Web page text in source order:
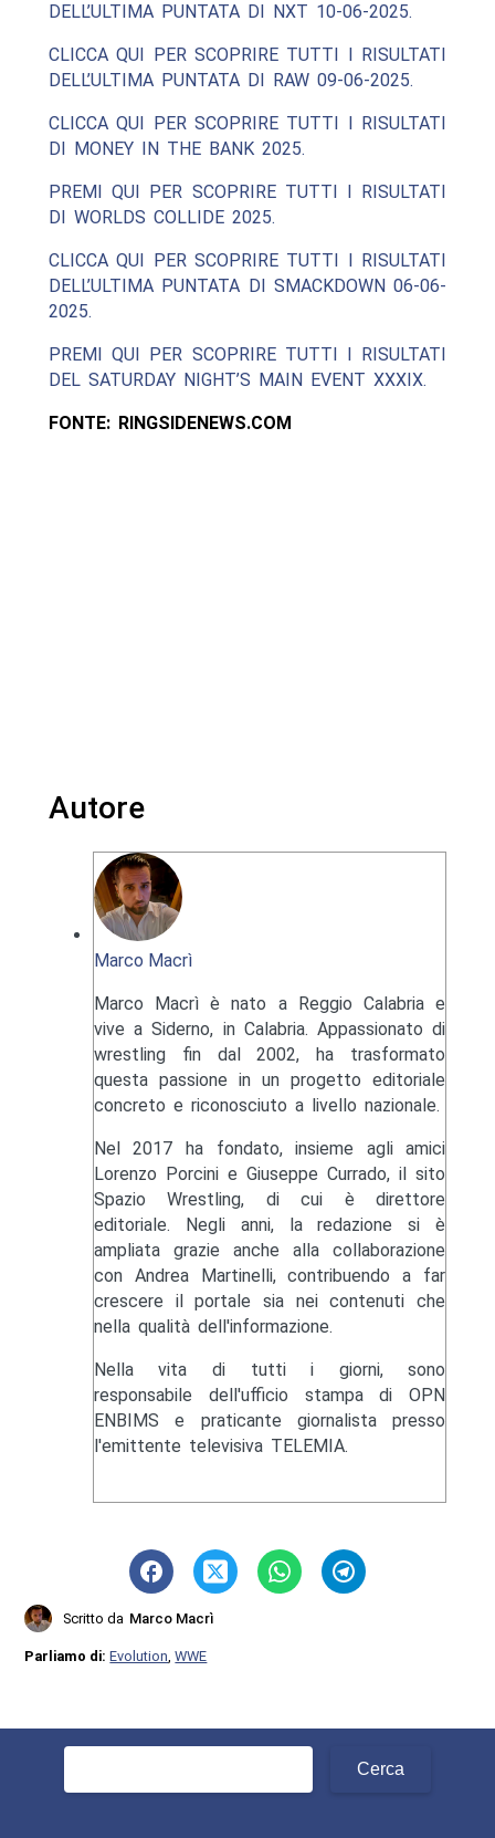
DELL’ULTIMA PUNTATA DI NXT 10-06-2025.
CLICCA QUI PER SCOPRIRE TUTTI I RISULTATI
DELL’ULTIMA PUNTATA DI RAW 09-06-2025.
CLICCA QUI PER SCOPRIRE TUTTI I RISULTATI
DI MONEY IN THE BANK 2025.
PREMI QUI PER SCOPRIRE TUTTI I RISULTATI
DI WORLDS COLLIDE 2025.
CLICCA QUI PER SCOPRIRE TUTTI I RISULTATI
DELL’ULTIMA PUNTATA DI SMACKDOWN 06-06-
2025.
PREMI QUI PER SCOPRIRE TUTTI I RISULTATI
DEL SATURDAY NIGHT’S MAIN EVENT XXXIX.
FONTE: RINGSIDENEWS.COM
Autore
Marco Macrì
Marco Macrì è nato a Reggio Calabria e
vive a Siderno, in Calabria. Appassionato di
wrestling fin dal 2002, ha trasformato
questa passione in un progetto editoriale
concreto e riconosciuto a livello nazionale.
Nel 2017 ha fondato, insieme agli amici
Lorenzo Porcini e Giuseppe Currado, il sito
Spazio Wrestling, di cui è direttore
editoriale. Negli anni, la redazione si è
ampliata grazie anche alla collaborazione
con Andrea Martinelli, contribuendo a far
crescere il portale sia nei contenuti che
nella qualità dell'informazione.
Nella vita di tutti i giorni, sono
responsabile dell'ufficio stampa di OPN
ENBIMS e praticante giornalista presso
l'emittente televisiva TELEMIA.
Scritto da Marco Macrì
Parliamo di:Evolution ,WWE